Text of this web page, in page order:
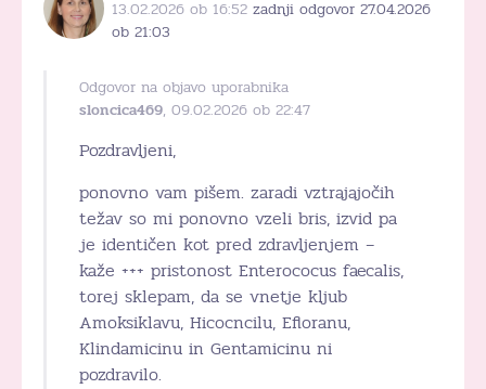
13.02.2026 ob 16:52 zadnji odgovor 27.04.2026
ob 21:03
Odgovor na objavo uporabnika
sloncica469, 09.02.2026 ob 22:47
Pozdravljeni,
ponovno vam pišem. zaradi vztrajajočih
težav so mi ponovno vzeli bris, izvid pa
je identičen kot pred zdravljenjem –
kaže +++ pristonost Enterococus faecalis,
torej sklepam, da se vnetje kljub
Amoksiklavu, Hicocncilu, Efloranu,
Klindamicinu in Gentamicinu ni
pozdravilo.